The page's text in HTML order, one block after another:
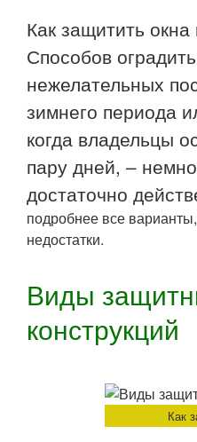
Как защитить
Способов
нежелательных
зимнего периода
когда владельцы
пару дней, –
достаточно
подробнее все
недостатки.
Виды
конструкций
Как